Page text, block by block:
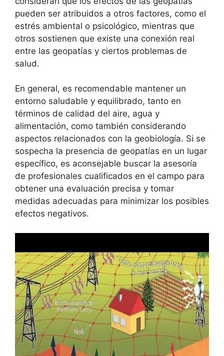
pueden ser atribuidos a otros factores, como el
estrés ambiental o psicológico, mientras que
otros sostienen que existe una conexión real
entre las geopatías y ciertos problemas de
salud.
En general, es recomendable mantener un
entorno saludable y equilibrado, tanto en
términos de calidad del aire, agua y
alimentación, como también considerando
aspectos relacionados con la geobiología. Si se
sospecha la presencia de geopatías en un lugar
específico, es aconsejable buscar la asesoría
de profesionales cualificados en el campo para
obtener una evaluación precisa y tomar
medidas adecuadas para minimizar los posibles
efectos negativos.